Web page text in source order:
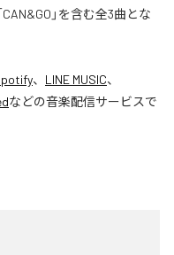
CAN&GO」を含む全3曲とな
、 LINE MUSIC、
などの音楽配信サービスで